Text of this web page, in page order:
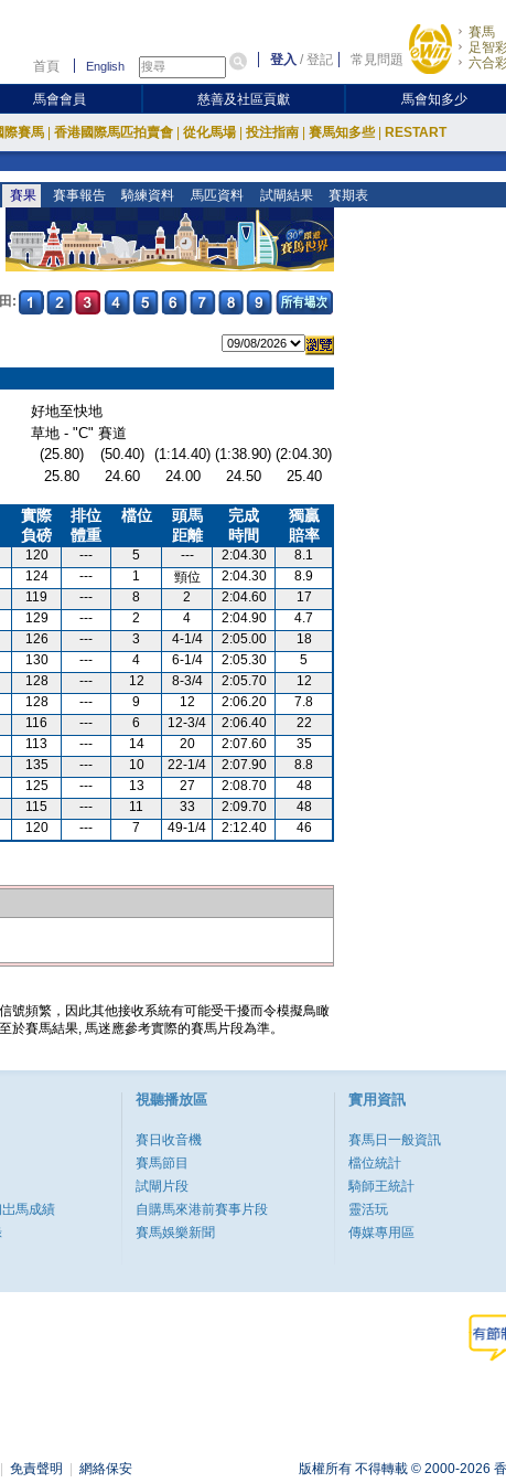
首頁 English 登入 /登記 常見問題
賽馬
足智
六合
馬會會員 慈善及社區貢獻 馬會知多少
際賽馬 香港國際馬匹拍賣會 從化馬場 投注指南 賽馬知多些 RESTART
賽果 賽事報告 騎練資料 馬匹資料 試閘結果 賽期表
:
好地至快地
草地 - "C" 賽道
(25.80) (50.40) (1:14.40) (1:38.90) (2:04.30)
25.80 24.60 24.00 24.50 25.40
實際
負磅
排位
體重
檔位
頭馬
距離
完成
時間
獨贏
賠率
120 --- 5 --- 2:04.30
8.1
124 --- 1 頸位 2:04.30
8.9
119 --- 8 2 2:04.60
17
129 --- 2 4 2:04.90
4.7
126 --- 3 4-1/4 2:05.00
18
130 --- 4 6-1/4 2:05.30
5
128 --- 12 8-3/4 2:05.70
12
128 --- 9 12 2:06.20
7.8
116 --- 6 12-3/4 2:06.40
22
113 --- 14 20 2:07.60
35
135 --- 10 22-1/4 2:07.90
8.8
125 --- 13 27 2:08.70
48
115 --- 11 33 2:09.70
48
120 --- 7 49-1/4 2:12.40 46
號頻繁，因此其他接收系統有可能受干擾而令模擬鳥瞰
賽馬結果, 馬迷應參考實際的賽馬片段為準。
馬成績
視聽播放區
賽日收音機
賽馬節目
試閘片段
自購馬來港前賽事片段
賽馬娛樂新聞
實用資訊
賽馬日一般資訊
檔位統計
騎師王統計
靈活玩
傳媒專用區
免責聲明 網絡保安 版權所有 不得轉載 © 2000-2026